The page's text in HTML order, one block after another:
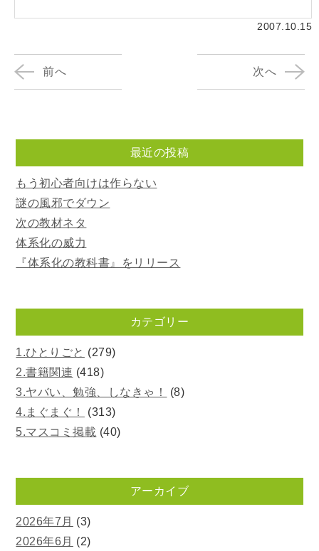
2007.10.15
前へ 次へ
最近の投稿
もう初心者向けは作らない
謎の風邪でダウン
次の教材ネタ
体系化の威力
『体系化の教科書』をリリース
カテゴリー
1.ひとりごと (279)
2.書籍関連 (418)
3.ヤバい、勉強、しなきゃ！
(8)
4.まぐまぐ！
(313)
5.マスコミ掲載 (40)
アーカイブ
2026年7月 (3)
2026年6月 (2)